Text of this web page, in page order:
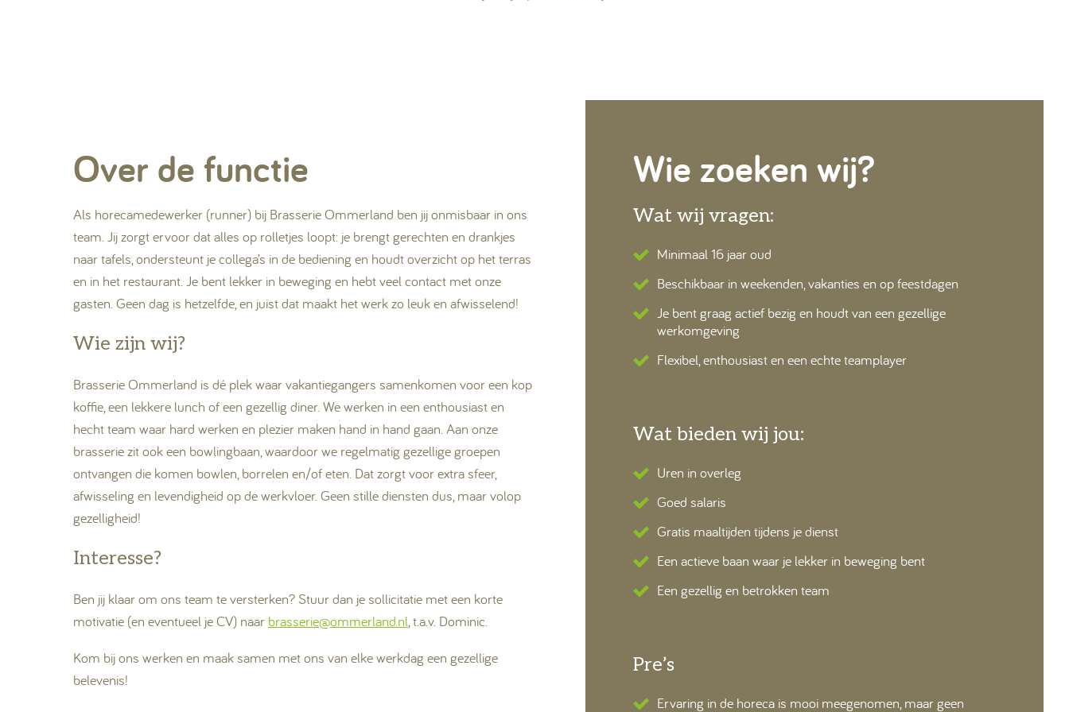
Over de functie
Als horecamedewerker (runner) bij Brasserie Ommerland ben jij onmisbaar in ons
team. Jij zorgt ervoor dat alles op rolletjes loopt: je brengt gerechten en drankjes
naar tafels, ondersteunt je collega’s in de bediening en houdt overzicht op het terras
en in het restaurant. Je bent lekker in beweging en hebt veel contact met onze
gasten. Geen dag is hetzelfde, en juist dat maakt het werk zo leuk en afwisselend!
Wie zijn wij?
Brasserie Ommerland is dé plek waar vakantiegangers samenkomen voor een kop
koffie, een lekkere lunch of een gezellig diner. We werken in een enthousiast en
hecht team waar hard werken en plezier maken hand in hand gaan. Aan onze
brasserie zit ook een bowlingbaan, waardoor we regelmatig gezellige groepen
ontvangen die komen bowlen, borrelen en/of eten. Dat zorgt voor extra sfeer,
afwisseling en levendigheid op de werkvloer. Geen stille diensten dus, maar volop
gezelligheid!
Interesse?
Ben jij klaar om ons team te versterken? Stuur dan je sollicitatie met een korte
motivatie (en eventueel je CV) naar brasserie@ommerland.nl, t.a.v. Dominic.
Kom bij ons werken en maak samen met ons van elke werkdag een gezellige
belevenis!
Wie zoeken wij?
Wat wij vragen:
Minimaal 16 jaar oud
Beschikbaar in weekenden, vakanties en op feestdagen
Je bent graag actief bezig en houdt van een gezellige
werkomgeving
Flexibel, enthousiast en een echte teamplayer
Wat bieden wij jou:
Uren in overleg
Goed salaris
Gratis maaltijden tijdens je dienst
Een actieve baan waar je lekker in beweging bent
Een gezellig en betrokken team
Pre’s
Ervaring in de horeca is mooi meegenomen, maar geen